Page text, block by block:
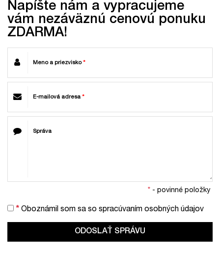
Napíšte nám a vypracujeme
vám nezáväznú cenovú ponuku
ZDARMA!
Meno a priezvisko*
E-mailová adresa *
Správa
* - povinné položky
* Oboznámil som sa so spracúvaním osobných údajov
ODOSLAŤ SPRÁVU